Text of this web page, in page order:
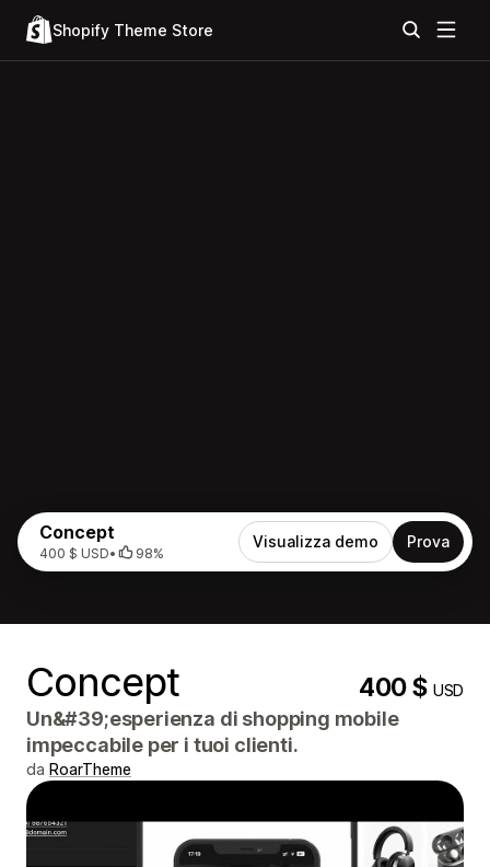
Shopify Theme Store
Concept
400 $ USD• 98%
Visualizza demo Prova
Concept 400 $USD
Un&#39;esperienza di shopping mobile
impeccabile per i tuoi clienti.
da RoarTheme